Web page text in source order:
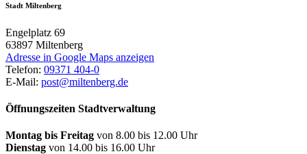
Stadt Miltenberg
Engelplatz 69
63897 Miltenberg
Adresse in Google Maps anzeigen
Telefon: 09371 404-0
E-Mail: post@miltenberg.de
Öffnungszeiten Stadtverwaltung
Montag bis Freitag von 8.00 bis 12.00 Uhr
Dienstag von 14.00 bis 16.00 Uhr